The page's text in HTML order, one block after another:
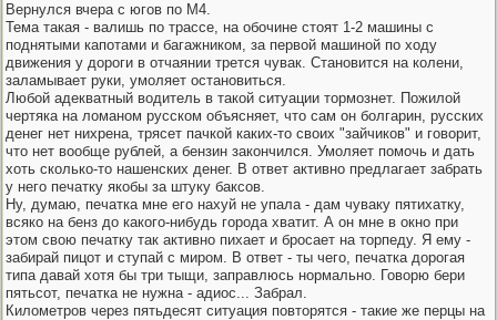
Вернулся вчера с югов по М4.
Тема такая - валишь по трассе, на обочине стоят 1-2 машины с
поднятыми капотами и багажником, за первой машиной по ходу
движения у дороги в отчаянии трется чувак. Становится на колени,
заламывает руки, умоляет остановиться.
Любой адекватный водитель в такой ситуации тормознет. Пожилой
чертяка на ломаном русском объясняет, что сам он болгарин, русских
денег нет нихрена, трясет пачкой каких-то своих "зайчиков" и говорит,
что нет вообще рублей, а бензин закончился. Умоляет помочь и дать
хоть сколько-то нашенских денег. В ответ активно предлагает забрать
у него печатку якобы за штуку баксов.
Ну, думаю, печатка мне его нахуй не упала - дам чуваку пятихатку,
всяко на бенз до какого-нибудь города хватит. А он мне в окно при
этом свою печатку так активно пихает и бросает на торпеду. Я ему -
забирай пицот и ступай с миром. В ответ - ты чего, печатка дорогая
типа давай хотя бы три тыщи, заправлюсь нормально. Говорю бери
пятьсот, печатка не нужна - адиос... Забрал.
Километров через пятьдесят ситуация повторятся - такие же перцы на